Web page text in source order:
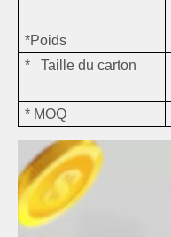
*Poids
* Taille du carton
* MOQ